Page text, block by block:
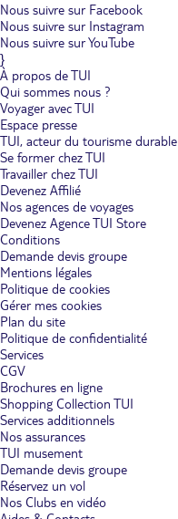
Nous suivre sur Facebook
Nous suivre sur Instagram
Nous suivre sur YouTube
}
À propos de TUI
Qui sommes nous ?
Voyager avec TUI
Espace presse
TUI, acteur du tourisme durable
Se former chez TUI
Travailler chez TUI
Devenez Affilié
Nos agences de voyages
Devenez Agence TUI Store
Conditions
Demande devis groupe
Mentions légales
Politique de cookies
Gérer mes cookies
Plan du site
Politique de confidentialité
Services
CGV
Brochures en ligne
Shopping Collection TUI
Services additionnels
Nos assurances
TUI musement
Demande devis groupe
Réservez un vol
Nos Clubs en vidéo